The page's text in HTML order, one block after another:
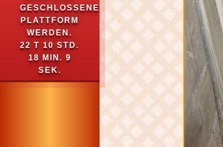
GESCHLOSSENE
PLATTFORM
WERDEN.
22 T 10 STD.
18 MIN. 8
SEK.